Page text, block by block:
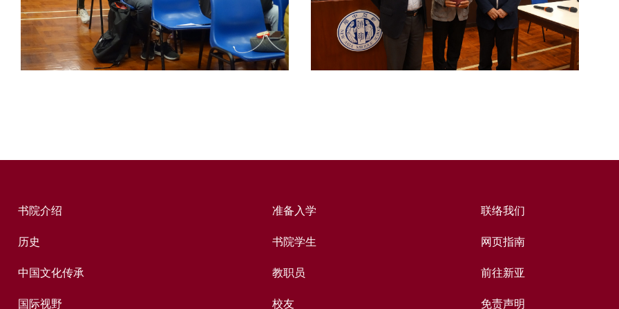
书院介绍
历史
中国文化传承
国际视野
准备入学
书院学生
教职员
校友
联络我们
网页指南
前往新亚
免责声明